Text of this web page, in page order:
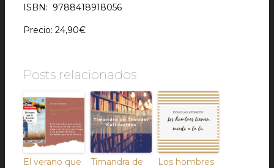
ISBN: 9788418918056
Precio: 24,90€
Posts relacionados
El verano que
Timandra de
Los hombres